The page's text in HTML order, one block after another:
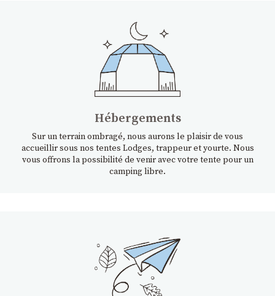
Hébergements
Sur un terrain ombragé, nous aurons le plaisir de vous
accueillir sous nos tentes Lodges, trappeur et yourte. Nous
vous offrons la possibilité de venir avec votre tente pour un
camping libre.